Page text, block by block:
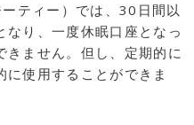
ティー）では、30日間以
り、一度休眠口座となっ
きません。但し、定期的に
使用することができま